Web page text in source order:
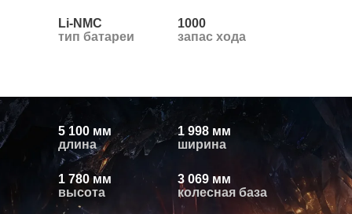
Li-NMC
тип батареи
1000
запас хода
3 069 мм
колесная база
1 780 мм
высота
1 998 мм
ширина
5 100 мм
длина